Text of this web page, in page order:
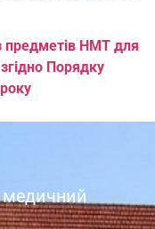
предметів НМТ для
Порядку